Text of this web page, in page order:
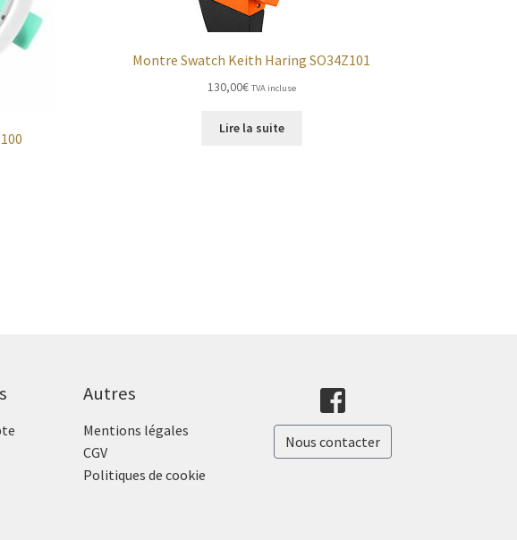
Montre Swatch Keith Haring SO34Z101
130,00€ TVA incluse
Lire la suite
Autres
Mentions légales
CGV
Politiques de cookie
Nous contacter